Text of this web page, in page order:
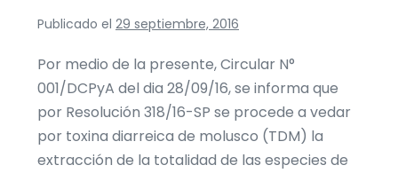
Publicado el 29 septiembre, 2016
Por medio de la presente, Circular N°
001/DCPyA del dia 28/09/16, se informa que
por Resolución 318/16-SP se procede a vedar
por toxina diarreica de molusco (TDM) la
extracción de la totalidad de las especies de